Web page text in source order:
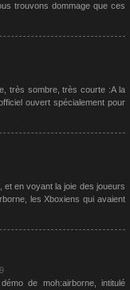
trouvons dommage que ces
très sombre, très courte :A la
ouvert spécialement pour
et en voyant la joie des joueurs
les Xboxiens qui avaient
de moh:airborne, intitulé